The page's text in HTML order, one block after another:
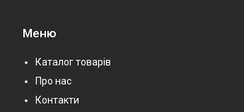
Меню
Каталог товарів
Про нас
Контакти